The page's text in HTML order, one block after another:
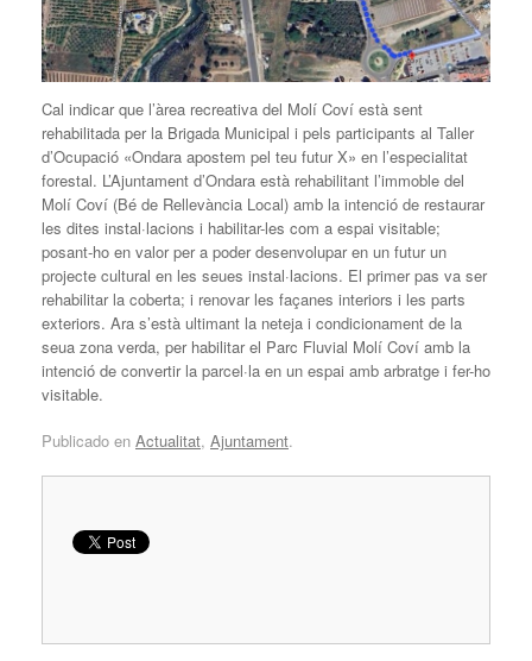
Cal indicar que l’àrea recreativa del Molí Coví està sent
rehabilitada per la Brigada Municipal i pels participants al Taller
d’Ocupació «Ondara apostem pel teu futur X» en l’especialitat
forestal. L’Ajuntament d’Ondara està rehabilitant l’immoble del
Molí Coví (Bé de Rellevància Local) amb la intenció de restaurar
les dites instal·lacions i habilitar-les com a espai visitable;
posant-ho en valor per a poder desenvolupar en un futur un
projecte cultural en les seues instal·lacions. El primer pas va ser
rehabilitar la coberta; i renovar les façanes interiors i les parts
exteriors. Ara s’està ultimant la neteja i condicionament de la
seua zona verda, per habilitar el Parc Fluvial Molí Coví amb la
intenció de convertir la parcel·la en un espai amb arbratge i fer-ho
visitable.
Publicado en Actualitat, Ajuntament.